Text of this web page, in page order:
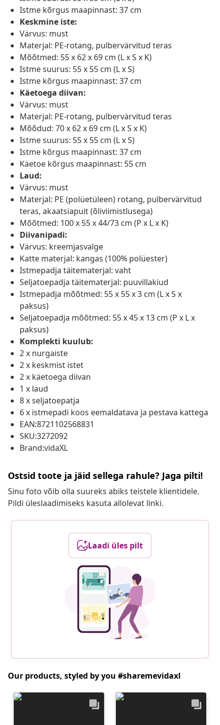
Istme kõrgus maapinnast: 37 cm
Keskmine iste:
Värvus: must
Materjal: PE-rotang, pulbervärvitud teras
Mõõtmed: 55 x 62 x 69 cm (L x S x K)
Istme suurus: 55 x 55 cm (L x S)
Istme kõrgus maapinnast: 37 cm
Käetoega diivan:
Värvus: must
Materjal: PE-rotang, pulbervärvitud teras
Mõõdud: 70 x 62 x 69 cm (L x S x K)
Istme suurus: 55 x 55 cm (L x S)
Istme kõrgus maapinnast: 37 cm
Käetoe kõrgus maapinnast: 55 cm
Laud:
Värvus: must
Materjal: PE (polüetüleen) rotang, pulbervärvitud
teras, akaatsiapuit (õliviimistlusega)
Mõõtmed: 100 x 55 x 44/73 cm (P x L x K)
Diivanipadi:
Värvus: kreemjasvalge
Katte materjal: kangas (100% polüester)
Istmepadja täitematerjal: vaht
Seljatoepadja täitematerjal: puuvillakiud
Istmepadja mõõtmed: 55 x 55 x 3 cm (L x S x
paksus)
Seljatoepadja mõõtmed: 55 x 45 x 13 cm (P x L x
paksus)
Komplekti kuulub:
2 x nurgaiste
2 x keskmist istet
2 x käetoega diivan
1 x laud
8 x seljatoepatja
6 x istmepadi koos eemaldatava ja pestava kattega
EAN:8721102568831
SKU:3272092
Brand:vidaXL
Ostsid toote ja jäid sellega rahule? Jaga pilti!
Sinu foto võib olla suureks abiks teistele klientidele.
Pildi üleslaadimiseks kasuta allolevat linki.
Laadi üles pilt
Our products, styled by you #sharemevidaxl